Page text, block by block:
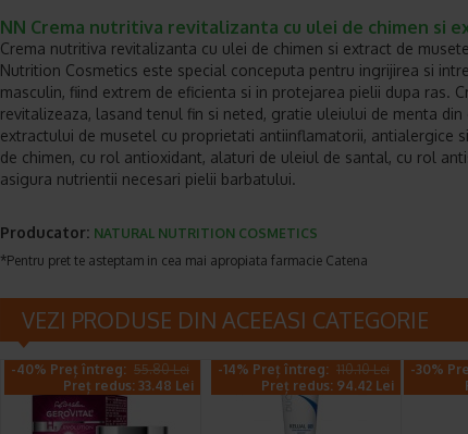
NN Crema nutritiva revitalizanta cu ulei de chimen si
Crema nutritiva revitalizanta cu ulei de chimen si extract de
Nutrition Cosmetics este special conceputa pentru ingrijirea si
masculin, fiind extrem de eficienta si in protejarea pielii dupa ras.
revitalizeaza, lasand tenul fin si neted, gratie uleiului de menta din
extractului de musetel cu proprietati antiinflamatorii, antialergice
de chimen, cu rol antioxidant, alaturi de uleiul de santal, cu rol
asigura nutrientii necesari pielii barbatului.
Producator: NATURAL NUTRITION COSMETICS
*Pentru pret te asteptam in cea mai apropiata farmacie Catena
VEZI PRODUSE DIN ACEEASI CATEGORIE
-40% Preț întreg: 55.80 Lei
Preț redus: 33.48 Lei
-14% Preț întreg: 110.10 Lei
Preț redus: 94.42 Lei
-30%